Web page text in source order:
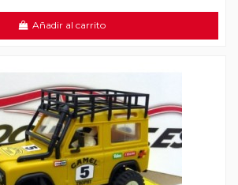
Añadir al carrito